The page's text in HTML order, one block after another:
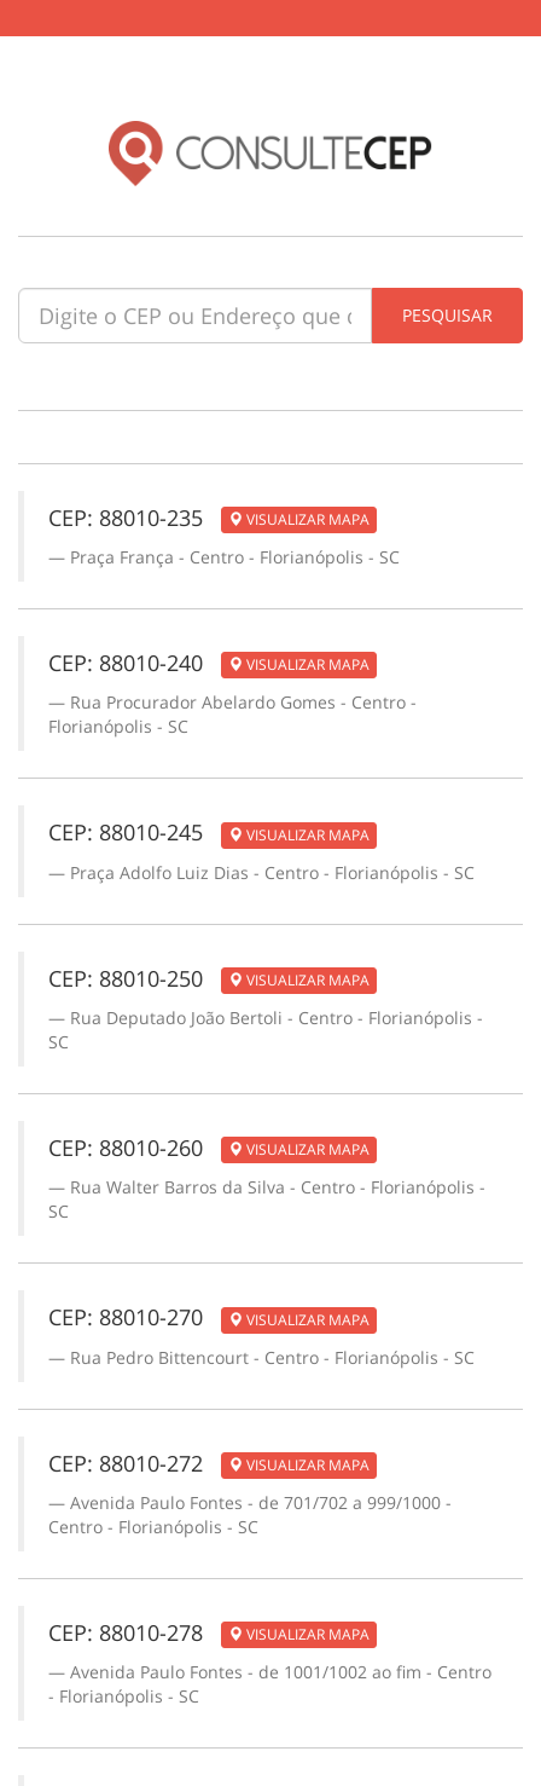
CEP: 88010-235 VISUALIZAR MAPA
Praça França - Centro - Florianópolis - SC
CEP: 88010-240 VISUALIZAR MAPA
Rua Procurador Abelardo Gomes - Centro -
Florianópolis - SC
CEP: 88010-245 VISUALIZAR MAPA
Praça Adolfo Luiz Dias - Centro - Florianópolis - SC
CEP: 88010-250 VISUALIZAR MAPA
Rua Deputado João Bertoli - Centro - Florianópolis -
SC
CEP: 88010-260 VISUALIZAR MAPA
Rua Walter Barros da Silva - Centro - Florianópolis -
SC
CEP: 88010-270 VISUALIZAR MAPA
Rua Pedro Bittencourt - Centro - Florianópolis - SC
CEP: 88010-272 VISUALIZAR MAPA
Avenida Paulo Fontes - de 701/702 a 999/1000 -
Centro - Florianópolis - SC
CEP: 88010-278 VISUALIZAR MAPA
Avenida Paulo Fontes - de 1001/1002 ao fim - Centro
- Florianópolis - SC